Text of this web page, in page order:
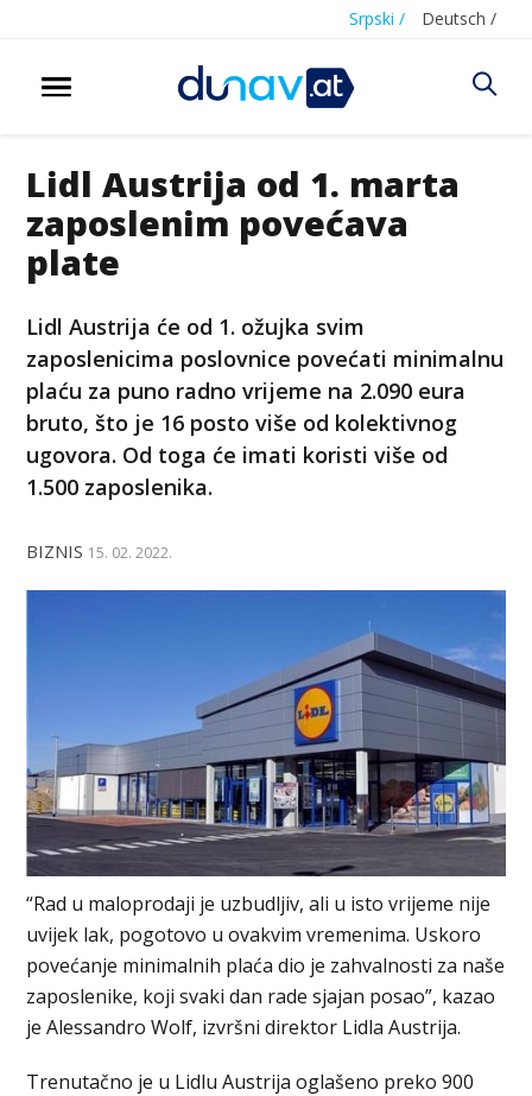
Srpski / Deutsch /
Lidl Austrija od 1. marta
zaposlenim povećava
plate
Lidl Austrija će od 1. ožujka svim
zaposlenicima poslovnice povećati minimalnu
plaću za puno radno vrijeme na 2.090 eura
bruto, što je 16 posto više od kolektivnog
ugovora. Od toga će imati koristi više od
1.500 zaposlenika.
BIZNIS 15. 02. 2022.
“Rad u maloprodaji je uzbudljiv, ali u isto vrijeme nije
uvijek lak, pogotovo u ovakvim vremenima. Uskoro
povećanje minimalnih plaća dio je zahvalnosti za naše
zaposlenike, koji svaki dan rade sjajan posao”, kazao
je Alessandro Wolf, izvršni direktor Lidla Austrija.
Trenutačno je u Lidlu Austrija oglašeno preko 900